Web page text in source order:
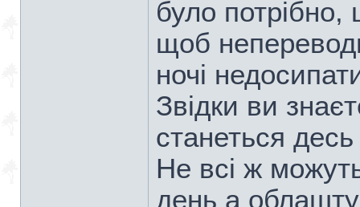
було
щоб
ночі
Звідки ви
станеться
Не всі ж
день а